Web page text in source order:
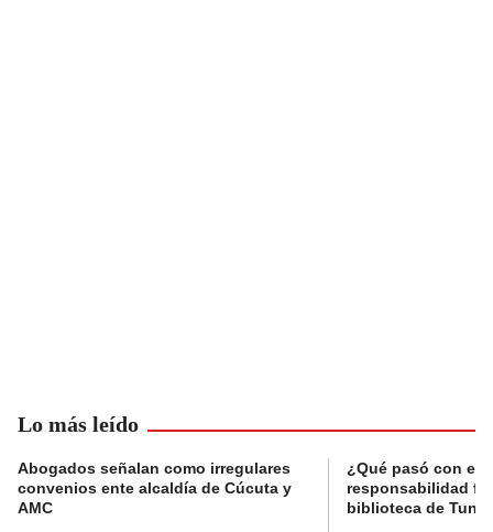
Lo más leído
Abogados señalan como irregulares
convenios ente alcaldía de Cúcuta y
AMC
¿Qué pasó con el
responsabilidad
biblioteca de